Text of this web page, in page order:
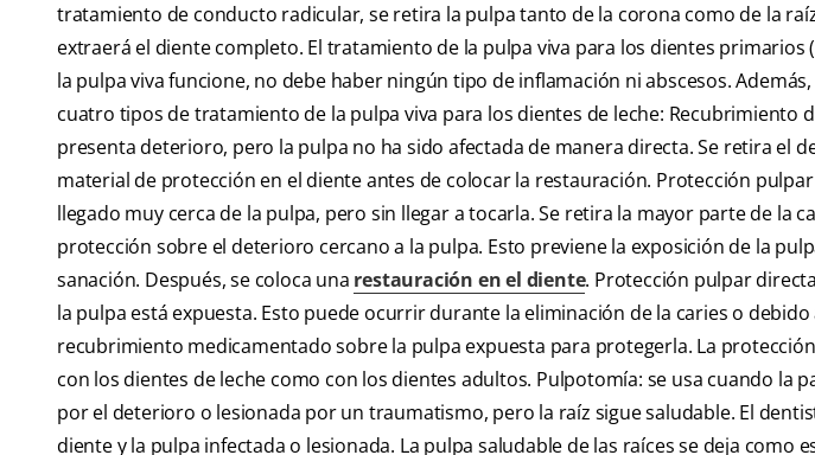
tratamiento de conducto radicular, se retira la pulpa tanto de la corona como de la
extraerá el diente completo. El tratamiento de la pulpa viva para los dientes primarios
la pulpa viva funcione, no debe haber ningún tipo de inflamación ni abscesos.
cuatro tipos de tratamiento de la pulpa viva para los dientes de leche: Recubrimiento
presenta deterioro, pero la pulpa no ha sido afectada de manera directa. Se retira el
material de protección en el diente antes de colocar la restauración. Protección
llegado muy cerca de la pulpa, pero sin llegar a tocarla. Se retira la mayor parte de la
protección sobre el deterioro cercano a la pulpa. Esto previene la exposición de la
sanación. Después, se coloca una restauración en el diente. Protección pulpar
la pulpa está expuesta. Esto puede ocurrir durante la eliminación de la caries o debido
recubrimiento medicamentado sobre la pulpa expuesta para protegerla. La
con los dientes de leche como con los dientes adultos. Pulpotomía: se usa cuando la
por el deterioro o lesionada por un traumatismo, pero la raíz sigue saludable. El
diente y la pulpa infectada o lesionada. La pulpa saludable de las raíces se deja como